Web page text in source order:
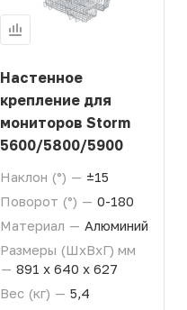
Настенное
крепление для
мониторов Storm
5600/5800/5900
Наклон (°) — ±15
Поворот (°) — 0-180
Материал — Алюминий
Размеры (ШхВхГ) мм
— 891 х 640 х 627
Вес (кг) — 5,4